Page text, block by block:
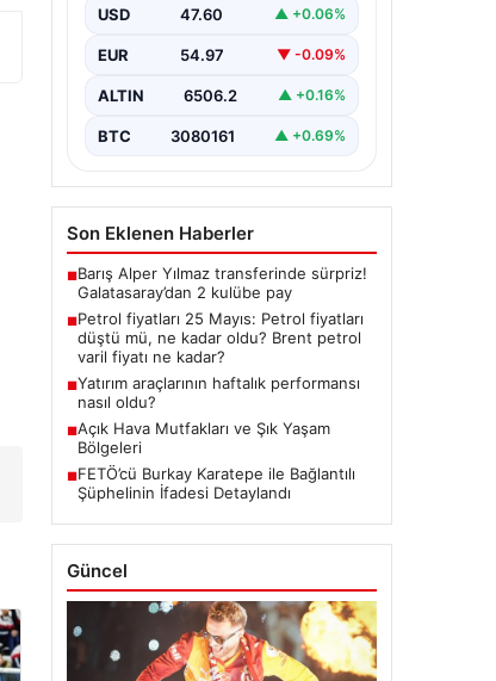
petrol varil fiyatı ne
kadar?
USD 47.60 ▲ +0.06%
EUR 54.97 ▼ -0.09%
ALTIN 6506.2 ▲ +0.16%
BTC 3080161 ▲ +0.69%
Son Eklenen Haberler
■Barış Alper Yılmaz transferinde sürpriz!
Galatasaray’dan 2 kulübe pay
■Petrol fiyatları 25 Mayıs: Petrol fiyatları
düştü mü, ne kadar oldu? Brent petrol
varil fiyatı ne kadar?
■Yatırım araçlarının haftalık performansı
nasıl oldu?
■Açık Hava Mutfakları ve Şık Yaşam
Bölgeleri
■FETÖ’cü Burkay Karatepe ile Bağlantılı
Şüphelinin İfadesi Detaylandı
Güncel